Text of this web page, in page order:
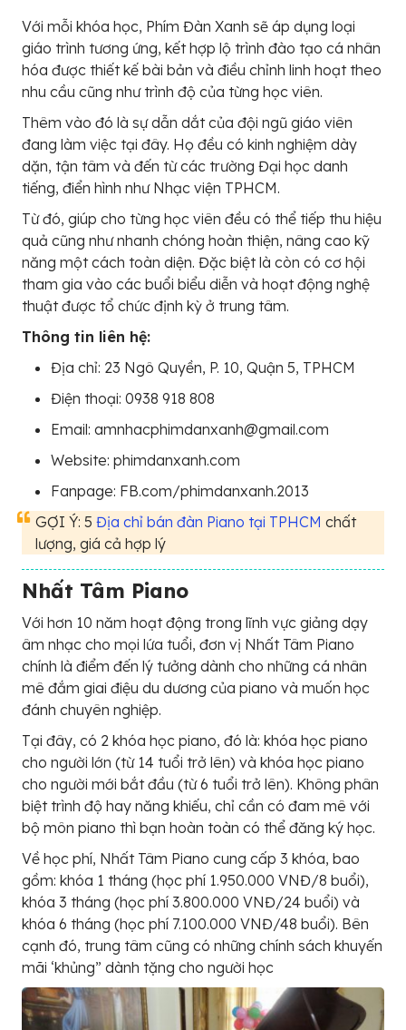
Với mỗi khóa học, Phím Đàn Xanh sẽ áp dụng loại
giáo trình tương ứng, kết hợp lộ trình đào tạo cá nhân
hóa được thiết kế bài bản và điều chỉnh linh hoạt theo
nhu cầu cũng như trình độ của từng học viên.
Thêm vào đó là sự dẫn dắt của đội ngũ giáo viên
đang làm việc tại đây. Họ đều có kinh nghiệm dày
dặn, tận tâm và đến từ các trường Đại học danh
tiếng, điển hình như Nhạc viện TPHCM.
Từ đó, giúp cho từng học viên đều có thể tiếp thu hiệu
quả cũng như nhanh chóng hoàn thiện, nâng cao kỹ
năng một cách toàn diện. Đặc biệt là còn có cơ hội
tham gia vào các buổi biểu diễn và hoạt động nghệ
thuật được tổ chức định kỳ ở trung tâm.
Thông tin liên hệ:
Địa chỉ: 23 Ngô Quyền, P. 10, Quận 5, TPHCM
Điện thoại: 0938 918 808
Email: amnhacphimdanxanh@gmail.com
Website: phimdanxanh.com
Fanpage: FB.com/phimdanxanh.2013
GỢI Ý: 5 Địa chỉ bán đàn Piano tại TPHCM chất
lượng, giá cả hợp lý
Nhất Tâm Piano
Với hơn 10 năm hoạt động trong lĩnh vực giảng dạy
âm nhạc cho mọi lứa tuổi, đơn vị Nhất Tâm Piano
chính là điểm đến lý tưởng dành cho những cá nhân
mê đắm giai điệu du dương của piano và muốn học
đánh chuyên nghiệp.
Tại đây, có 2 khóa học piano, đó là: khóa học piano
cho người lớn (từ 14 tuổi trở lên) và khóa học piano
cho người mới bắt đầu (từ 6 tuổi trở lên). Không phân
biệt trình độ hay năng khiếu, chỉ cần có đam mê với
bộ môn piano thì bạn hoàn toàn có thể đăng ký học.
Về học phí, Nhất Tâm Piano cung cấp 3 khóa, bao
gồm: khóa 1 tháng (học phí 1.950.000 VNĐ/8 buổi),
khóa 3 tháng (học phí 3.800.000 VNĐ/24 buổi) và
khóa 6 tháng (học phí 7.100.000 VNĐ/48 buổi). Bên
cạnh đó, trung tâm cũng có những chính sách khuyến
mãi ‘khủng” dành tặng cho người học